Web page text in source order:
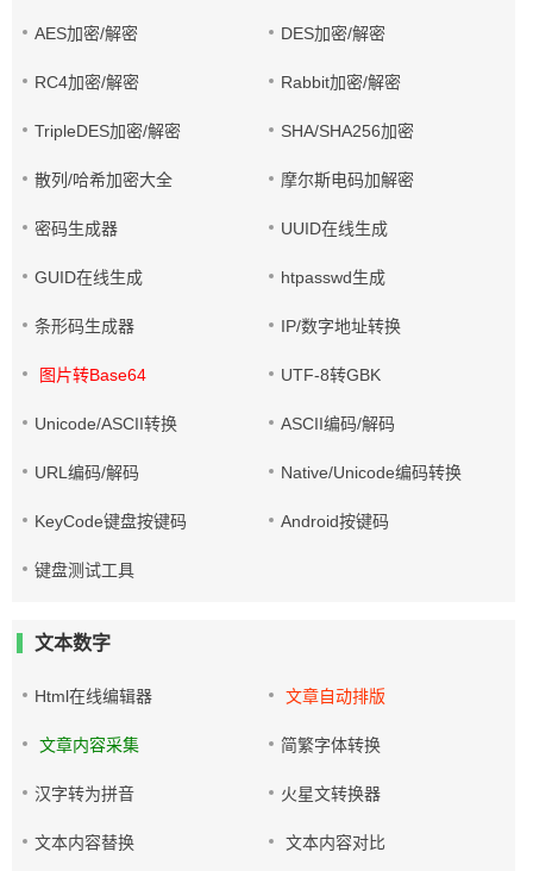
AES加密/解密 DES加密/解密
RC4加密/解密 Rabbit加密/解密
TripleDES加密/解密 SHA/SHA256加密
散列/哈希加密大全 摩尔斯电码加解密
密码生成器 UUID在线生成
GUID在线生成 htpasswd生成
条形码生成器 IP/数字地址转换
图片转Base64 UTF-8转GBK
Unicode/ASCII转换 ASCII编码/解码
URL编码/解码 Native/Unicode编码转换
KeyCode键盘按键码 Android按键码
键盘测试工具
文本数字
Html在线编辑器 文章自动排版
文章内容采集 简繁字体转换
汉字转为拼音 火星文转换器
文本内容替换 文本内容对比